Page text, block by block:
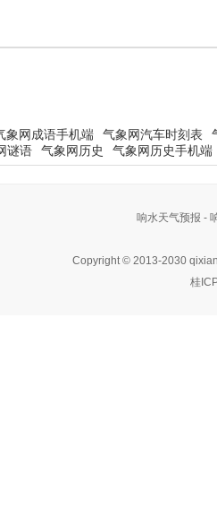
象网成语手机端 气象网汽车时刻表
谜语 气象网历史 气象网历史手机端
响水天气预报 -
Copyright © 2013-2030
桂